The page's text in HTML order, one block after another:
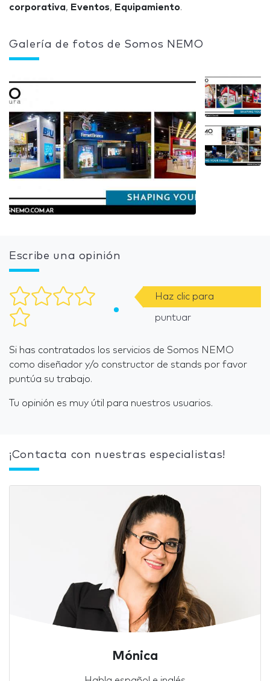
corporativa, Eventos, Equipamiento.
Galería de fotos de Somos NEMO
Escribe una opinión
Haz clic para
puntuar
Si has contratados los servicios de Somos NEMO
como diseñador y/o constructor de stands por favor
puntúa su trabajo.
Tu opinión es muy útil para nuestros usuarios.
¡Contacta con nuestras especialistas!
Mónica